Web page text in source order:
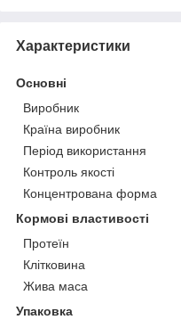
Характеристики
Основні
Виробник
Країна виробник
Період використання
Контроль якості
Концентрована форма
Кормові властивості
Протеїн
Клітковина
Жива маса
Упаковка